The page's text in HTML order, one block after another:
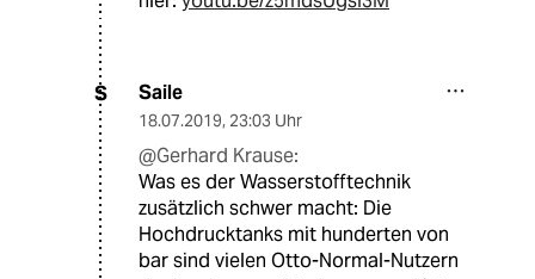
S Saile
18.07.2019, 23:03 Uhr
@Gerhard Krause:
Was es der Wasserstofftechnik
zusätzlich schwer macht: Die
Hochdrucktanks mit hunderten von
bar sind vielen Otto-Normal-Nutzern